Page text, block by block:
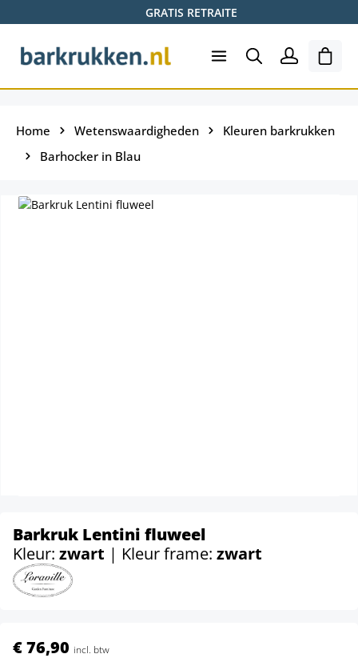
GRATIS RETRAITE
Home Wetenswaardigheden
Kleuren barkrukken
Barhocker in Blau
Barkruk Lentini fluweel
Kleur: zwart | Kleur frame: zwart
€ 76,90 incl. btw